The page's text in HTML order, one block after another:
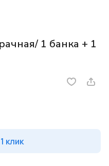
1 банка + 1
клик